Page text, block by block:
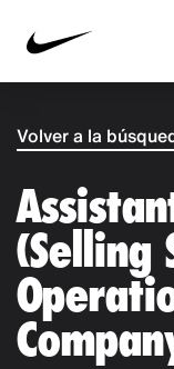
Volver a la
(Selling